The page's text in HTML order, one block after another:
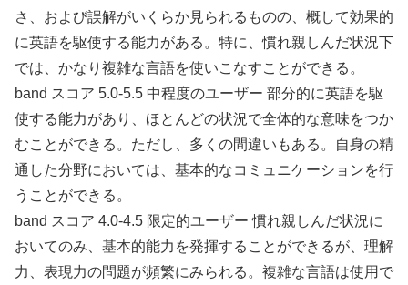
さ、および誤解がいくらか見られるものの、概して効果的
に英語を駆使する能力がある。特に、慣れ親しんだ状況下
では、かなり複雑な言語を使いこなすことができる。
band スコア 5.0-5.5 中程度のユーザー 部分的に英語を駆
使する能力があり、ほとんどの状況で全体的な意味をつか
むことができる。ただし、多くの間違いもある。自身の精
通した分野においては、基本的なコミュニケーションを行
うことができる。
band スコア 4.0-4.5 限定的ユーザー 慣れ親しんだ状況に
おいてのみ、基本的能力を発揮することができるが、理解
力、表現力の問題が頻繁にみられる。複雑な言語は使用で